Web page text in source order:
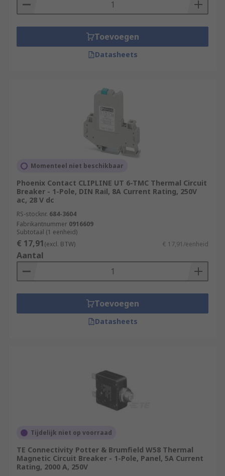
Toevoegen
Datasheets
Momenteel niet beschikbaar
Phoenix Contact CLIPLINE UT 6-TMC Thermal Circuit
Breaker - 1-Pole, DIN Rail, 8A Current Rating, 250V
ac, 28 V dc
RS-stocknr. 684-3604
Fabrikantnummer 0916609
Subtotaal (1 eenheid)
€ 17,91(excl. BTW) € 17,91/eenheid
Aantal
Toevoegen
Datasheets
Tijdelijk niet op voorraad
TE Connectivity Potter & Brumfield W58 Thermal
Magnetic Circuit Breaker - 1-Pole, Panel, 5A Current
Rating, 2000 A, 250V